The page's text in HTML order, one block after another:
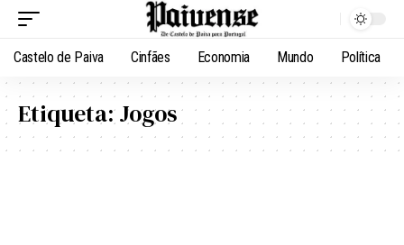
Castelo de Paiva Cinfães Economia Mundo Política
Etiqueta:Jogos